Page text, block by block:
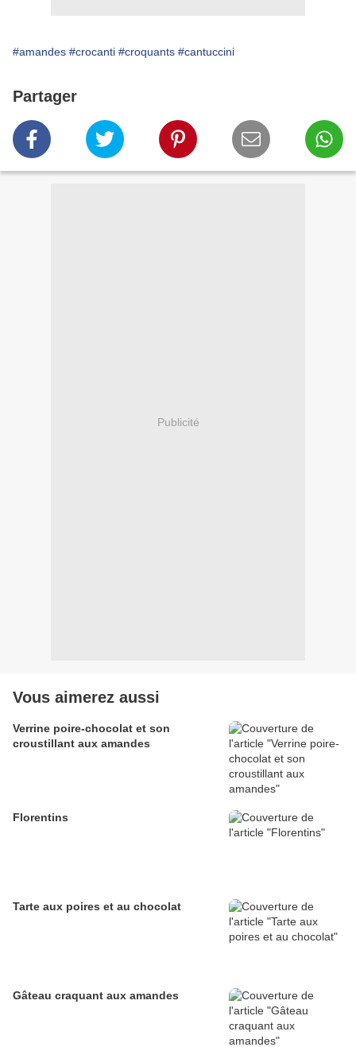
#amandes #crocanti #croquants #cantuccini
Partager
Publicité
Vous aimerez aussi
Verrine poire-chocolat et son
croustillant aux amandes
Florentins
Tarte aux poires et au chocolat
Gâteau craquant aux amandes